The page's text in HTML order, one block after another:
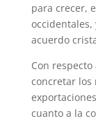
para crecer,
occidentales,
acuerdo
Con
concretar los
cuanto a la